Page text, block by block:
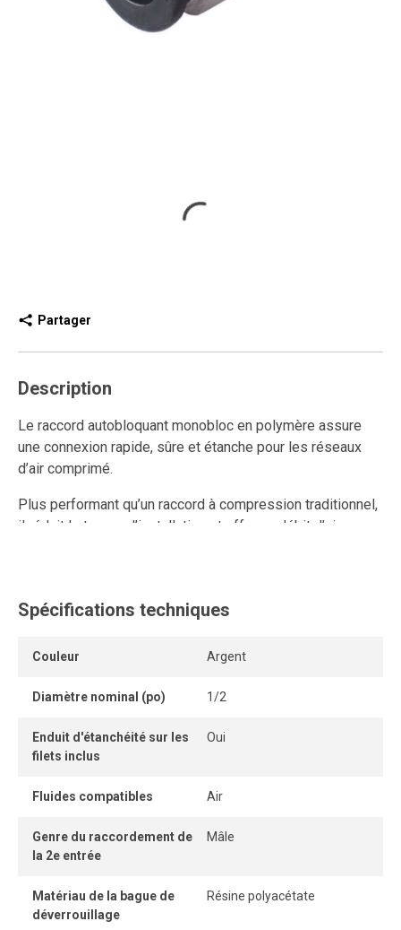
Partager
Description
Le raccord autobloquant monobloc en polymère assure
une connexion rapide, sûre et étanche pour les réseaux
d’air comprimé.
Plus performant qu’un raccord à compression traditionnel,
il réduit le temps d’installation et offre un débit d’air
connexions et déconnexions tout en conservant un
Son anneau de dégagement permet de retirer le tube
autobloquant sans pièce détachable garantit une
Lorsque le tube est correctement inséré, la connexion
Spécifications techniques
Couleur Argent
Diamètre nominal (po) 1/2
Enduit d'étanchéité sur les
filets inclus
Oui
Fluides compatibles Air
Genre du raccordement de
la 2e entrée
Mâle
Matériau de la bague de
déverrouillage
Résine polyacétate